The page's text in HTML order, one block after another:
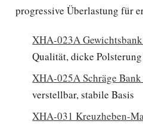
progressive Überlastung für
XHA-023A
Qualität, dicke Polsterung
XHA-025A Schräge
verstellbar, stabile Basis
XHA-031 Kreuzheben-